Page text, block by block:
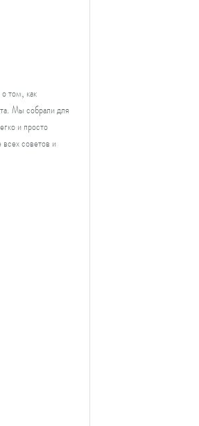
том, как
Мы собрали для
и просто
советов и